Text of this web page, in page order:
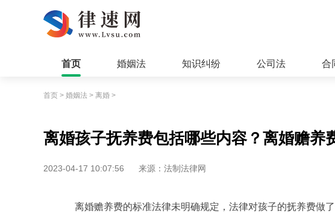
首页 婚姻法 知识纠纷 公司法 合
首页 > 婚姻法 > 离婚 >
离婚孩子抚养费包括哪些内容？离婚赡养
2023-04-17 10:07:56 来源：法制法律网
离婚赡养费的标准法律未明确规定，法律对孩子的抚养费做